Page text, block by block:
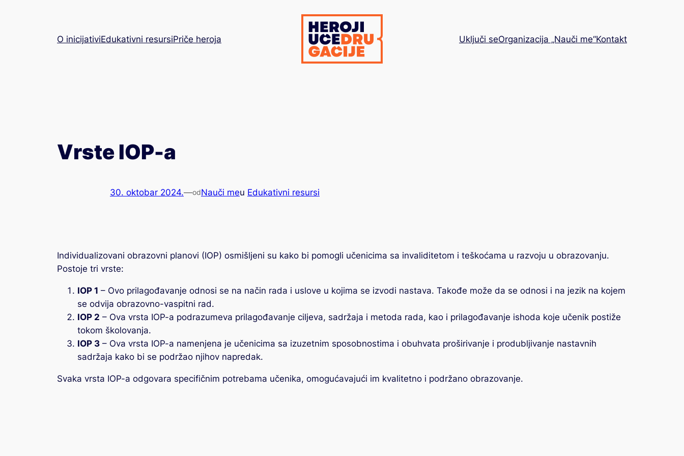
O inicijativiEdukativni resursiPriče heroja Uključi seOrganizacija „Nauči me“Kontakt
Vrste IOP-a
30. oktobar 2024.—odNauči meu Edukativni resursi
Individualizovani obrazovni planovi (IOP) osmišljeni su kako bi pomogli učenicima sa invaliditetom i teškoćama u razvoju u obrazovanju.
Postoje tri vrste:
IOP 1 – Ovo prilagođavanje odnosi se na način rada i uslove u kojima se izvodi nastava. Takođe može da se odnosi i na jezik na kojem
se odvija obrazovno-vaspitni rad.
IOP 2 – Ova vrsta IOP-a podrazumeva prilagođavanje ciljeva, sadržaja i metoda rada, kao i prilagođavanje ishoda koje učenik postiže
tokom školovanja.
IOP 3 – Ova vrsta IOP-a namenjena je učenicima sa izuzetnim sposobnostima i obuhvata proširivanje i produbljivanje nastavnih
sadržaja kako bi se podržao njihov napredak.
Svaka vrsta IOP-a odgovara specifičnim potrebama učenika, omogućavajući im kvalitetno i podržano obrazovanje.